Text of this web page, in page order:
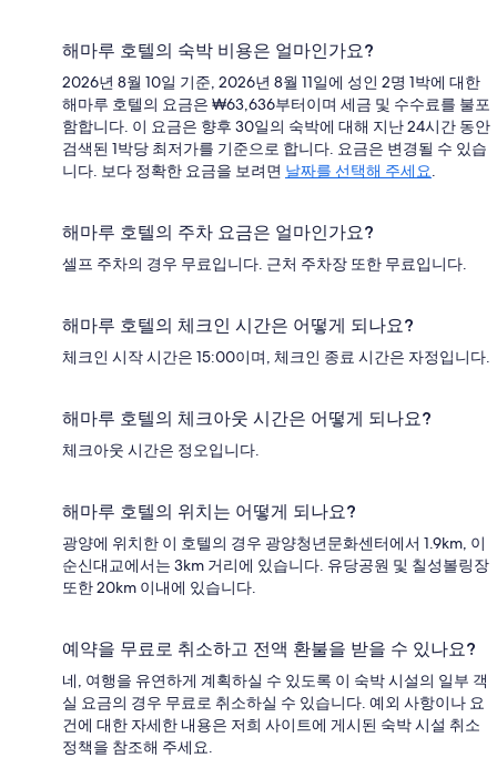
해마루 호텔의 숙박 비용은 얼마인가요?
2026년 8월 10일 기준, 2026년 8월 11일에 성인 2명 1박에 대한
해마루 호텔의 요금은 ₩63,636부터이며 세금 및 수수료를 불포
함합니다. 이 요금은 향후 30일의 숙박에 대해 지난 24시간 동안
검색된 1박당 최저가를 기준으로 합니다. 요금은 변경될 수 있습
니다. 보다 정확한 요금을 보려면 날짜를 선택해 주세요
해마루 호텔의 주차 요금은 얼마인가요?
셀프 주차의 경우 무료입니다. 근처 주차장 또한 무료입니다.
해마루 호텔의 체크인 시간은 어떻게 되나요?
체크인 시작 시간은 15:00이며, 체크인 종료 시간은 자정입니다.
해마루 호텔의 체크아웃 시간은 어떻게 되나요?
체크아웃 시간은 정오입니다.
해마루 호텔의 위치는 어떻게 되나요?
광양에 위치한 이 호텔의 경우 광양청년문화센터에서 1.9km, 이
순신대교에서는 3km 거리에 있습니다. 유당공원 및 칠성볼링장
또한 20km 이내에 있습니다.
예약을 무료로 취소하고 전액 환불을 받을 수 있나요?
네, 여행을 유연하게 계획하실 수 있도록 이 숙박 시설의 일부 객
실 요금의 경우 무료로 취소하실 수 있습니다. 예외 사항이나 요
건에 대한 자세한 내용은 저희 사이트에 게시된 숙박 시설 취소
정책을 참조해 주세요.